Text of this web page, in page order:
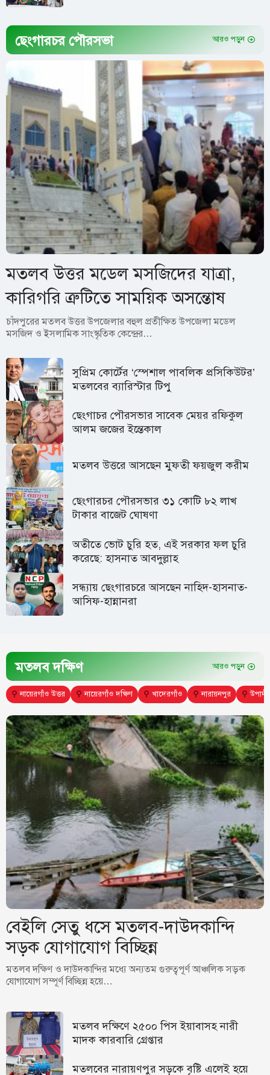
ছেংগারচর পৌরসভা আরও পড়ুন
মতলব উত্তর মডেল মসজিদের যাত্রা,
কারিগরি ত্রুটিতে সাময়িক অসন্তোষ
চাঁদপুরের মতলব উত্তর উপজেলার বহুল প্রতীক্ষিত উপজেলা মডেল
মসজিদ ও ইসলামিক সাংস্কৃতিক কেন্দ্রের…
সুপ্রিম কোর্টের ‘স্পেশাল পাবলিক প্রসিকিউটর’
মতলবের ব্যারিস্টার টিপু
ছেংগাচর পৌরসভার সাবেক মেয়র রফিকুল
আলম জজের ইন্তেকাল
মতলব উত্তরে আসছেন মুফতী ফয়জুল করীম
ছেংগারচর পৌরসভার ৩১ কোটি ৮২ লাখ
টাকার বাজেট ঘোষণা
অতীতে ভোট চুরি হত, এই সরকার ফল চুরি
করেছে: হাসনাত আবদুল্লাহ
সন্ধ্যায় ছেংগারচরে আসছেন নাহিদ-হাসনাত-
আসিফ-হান্নানরা
মতলব দক্ষিণ আরও পড়ুন
⚲ নায়েরগাঁও উত্তর ⚲ নায়েরগাঁও দক্ষিণ ⚲ খাদেরগাঁও ⚲ নারায়নপুর ⚲ উপাদী
বেইলি সেতু ধসে মতলব-দাউদকান্দি
সড়ক যোগাযোগ বিচ্ছিন্ন
মতলব দক্ষিণ ও দাউদকান্দির মধ্যে অন্যতম গুরুত্বপূর্ণ আঞ্চলিক সড়ক
যোগাযোগ সম্পূর্ণ বিচ্ছিন্ন হয়ে…
মতলব দক্ষিণে ২৫০০ পিস ইয়াবাসহ নারী
মাদক কারবারি গ্রেপ্তার
মতলবের নারায়ণপুর সড়কে বৃষ্টি এলেই হয়ে